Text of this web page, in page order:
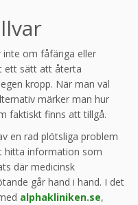
inte om fåfänga eller
ett sätt att återta
kropp. När man väl
märker man hur
faktiskt finns att tillgå.
en rad plötsliga problem
hitta information som
där medicinsk
går hand i hand. I det
alphakliniken.se,